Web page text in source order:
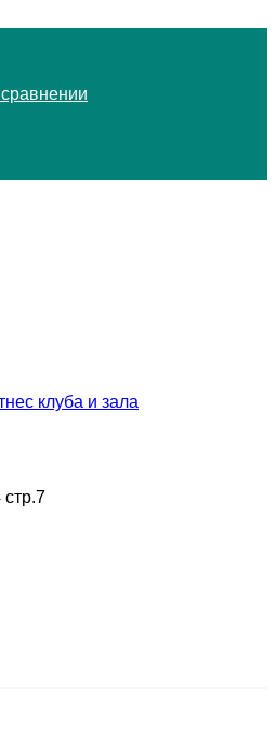
клуба и зала